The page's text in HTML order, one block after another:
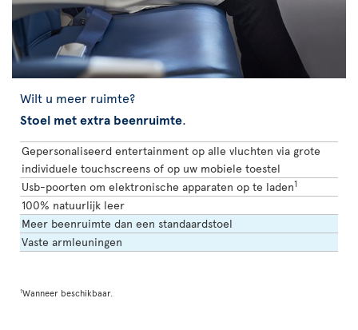
Wilt u meer ruimte?
Stoel met extra beenruimte.
Gepersonaliseerd entertainment op alle vluchten via grote
individuele touchscreens of op uw mobiele toestel
Usb-poorten om elektronische apparaten op te laden1
100% natuurlijk leer
Meer beenruimte dan een standaardstoel
Vaste armleuningen
1Wanneer beschikbaar.